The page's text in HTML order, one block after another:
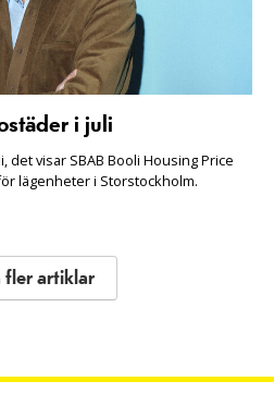
i juli
visar SBAB Booli Housing Price
lägenheter i Storstockholm.
fler artiklar